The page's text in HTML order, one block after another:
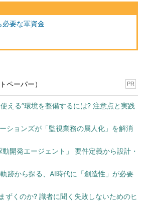
必要な軍資金
ペーパー） PR
える”環境を整備するには? 注意点と実践
ションズが「監視業務の属人化」を解消
開発エージェント」 要件定義から設計・
跡から探る、AI時代に「創造性」が必要
ずくのか? 識者に聞く失敗しないためのヒ